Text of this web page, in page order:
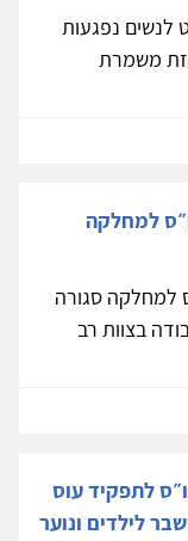
לנשים נפגעות
משמרת
למחלקה
למחלקה סגורה
בצוות רב
לתפקיד עוס
לילדים ונוער